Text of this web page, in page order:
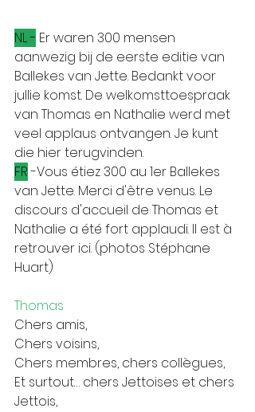
NL - Er waren 300 mensen
aanwezig bij de eerste editie van
Ballekes van Jette. Bedankt voor
jullie komst. De welkomsttoespraak
van Thomas en Nathalie werd met
veel applaus ontvangen. Je kunt
die hier terugvinden.
FR -Vous étiez 300 au 1er Ballekes
van Jette. Merci d'être venus. Le
discours d'accueil de Thomas et
Nathalie a été fort applaudi. Il est à
retrouver ici. (photos Stéphane
Huart)
Thomas
Chers amis,
Chers voisins,
Chers membres, chers collègues,
Et surtout… chers Jettoises et chers
Jettois,